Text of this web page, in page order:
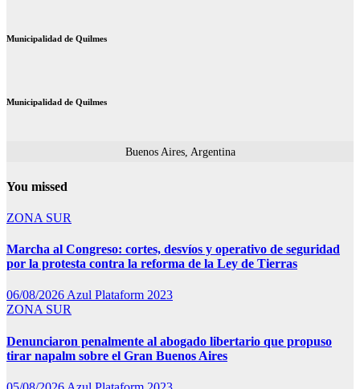
Municipalidad de Quilmes
Municipalidad de Quilmes
Buenos Aires, Argentina
You missed
ZONA SUR
Marcha al Congreso: cortes, desvíos y operativo de seguridad
por la protesta contra la reforma de la Ley de Tierras
06/08/2026Azul Plataform 2023
ZONA SUR
Denunciaron penalmente al abogado libertario que propuso
tirar napalm sobre el Gran Buenos Aires